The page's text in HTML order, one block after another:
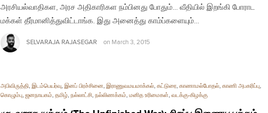
அரசியல்வாதிகள, அரச அதிகாரிகள நம்பினது போதும்… வீதியில் இறங்கி போராட
மக்கள் தீர்மானித்துவிட்டாங்க. இது அனைத்து காம்ப்களையும்…
SELVARAJA RAJASEGAR on March 3, 2015
அபிவிருத்தி, இடம்பெயர்வு, இனப் பிரச்சினை, இராணுவமயமாக்கல், கட்டுரை, காணாமல்போதல், காணி அபகரிப்பு,
கொழும்பு, ஜனநாயகம், தமிழ், நல்லாட்சி, நல்லிணக்கம், மனித உரிமைகள், வடக்கு-கிழக்கு